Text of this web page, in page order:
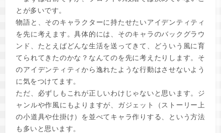
とが多いです。
物語と、そのキャラクターに持たせたいアイデンティティ
を先に考えます。具体的には、そのキャラのバックグラウ
ンド、たとえばどんな生活を送ってきて、どういう風に育
てられてきたのかな？なんてのを先に考えたりします。そ
のアイデンティティから逸れたような行動はさせないよう
に気をつけてます。
ただ、必ずしもこれが正しいわけじゃないと思います。ジ
ャンルや作風にもよりますが、ガジェット（ストーリー上
の小道具や仕掛け）を並べてキャラ作りする、という方法
も多いと思います。